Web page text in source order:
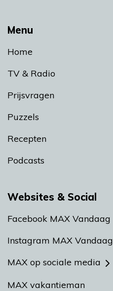
Menu
Home
TV & Radio
Prijsvragen
Puzzels
Recepten
Podcasts
Websites & Social
Facebook MAX Vandaag
Instagram MAX Vandaag
MAX op sociale media
MAX vakantieman